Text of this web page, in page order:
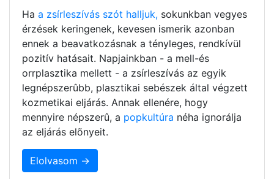
Ha a zsírleszívás szót halljuk, sokunkban vegyes
érzések keringenek, kevesen ismerik azonban
ennek a beavatkozásnak a tényleges, rendkívül
pozitív hatásait. Napjainkban - a mell-és
orrplasztika mellett - a zsírleszívás az egyik
legnépszerûbb, plasztikai sebészek által végzett
kozmetikai eljárás. Annak ellenére, hogy
mennyire népszerû, a popkultúra néha ignorálja
az eljárás elõnyeit.
Elolvasom →